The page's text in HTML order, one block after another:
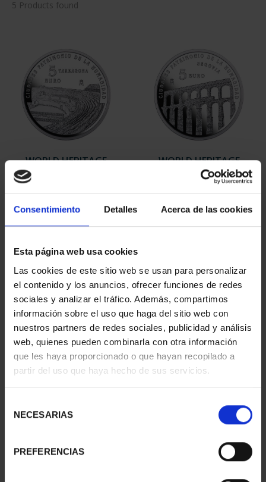
Consentimiento Detalles Acerca de las cookies
Esta página web usa cookies
Las cookies de este sitio web se usan para personalizar
el contenido y los anuncios, ofrecer funciones de redes
sociales y analizar el tráfico. Además, compartimos
información sobre el uso que haga del sitio web con
nuestros partners de redes sociales, publicidad y análisis
web, quienes pueden combinarla con otra información
que les haya proporcionado o que hayan recopilado a
partir del uso que haya hecho de sus servicios.
NECESARIAS
PREFERENCIAS
5 Products found
WORLD HERITAGE
CITIES III - TARRAGONA
WORLD HERITAGE
CITIES III - SEGOVIA
€73.00
WORLD HERITAGE
CITIES III - UBEDA
WORLD HERITAGE
CITIES III - SANTIAGO DE